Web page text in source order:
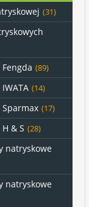
(31)
(89)
(14)
(17)
& S (28)
natryskowe
natryskowe